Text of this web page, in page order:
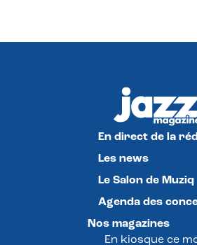
En direct de la
Les news
Le Salon de Muziq
Agenda des
Nos magazines
En kiosque ce